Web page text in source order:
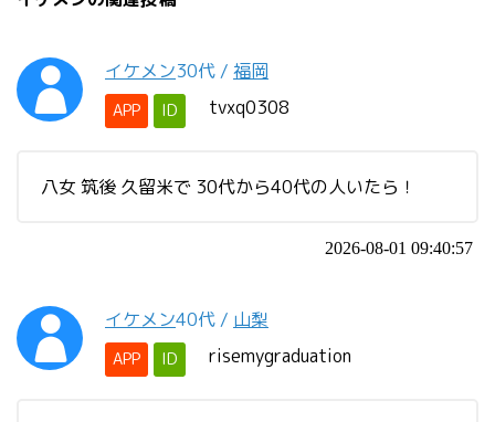
イケメン30代 / 福岡
APP ID tvxq0308
八女 筑後 久留米で 30代から40代の人いたら！
2026-08-01 09:40:57
イケメン40代 / 山梨
APP ID risemygraduation